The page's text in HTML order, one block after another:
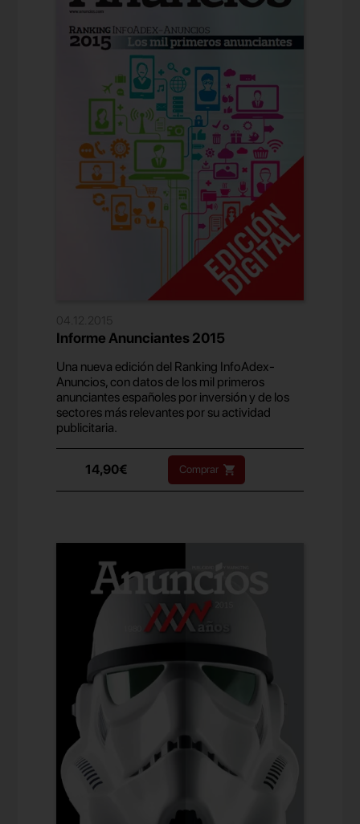
04.12.2015
Informe Anunciantes 2015
Una nueva edición del Ranking InfoAdex-
Anuncios, con datos de los mil primeros
anunciantes españoles por inversión y de los
sectores más relevantes por su actividad
publicitaria.
14,90€ Comprar